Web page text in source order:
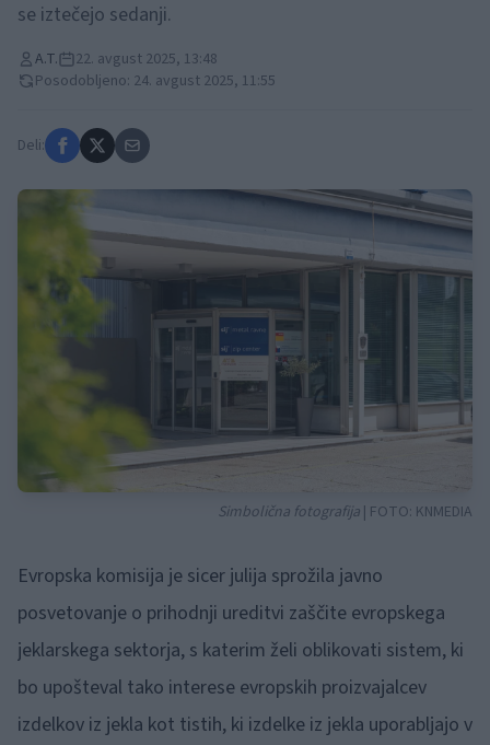
se iztečejo sedanji.
A.T.
22. avgust 2025, 13:48
Posodobljeno: 24. avgust 2025, 11:55
Deli:
Simbolična fotografija | FOTO: KNMEDIA
Evropska komisija je sicer julija sprožila javno
posvetovanje o prihodnji ureditvi zaščite evropskega
jeklarskega sektorja, s katerim želi oblikovati sistem, ki
bo upošteval tako interese evropskih proizvajalcev
izdelkov iz jekla kot tistih, ki izdelke iz jekla uporabljajo v